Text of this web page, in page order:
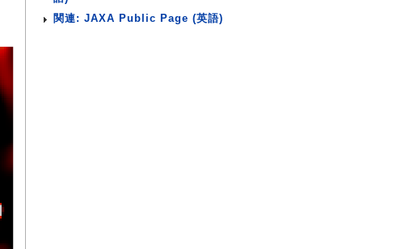
関連: JAXA Public Page (英語)